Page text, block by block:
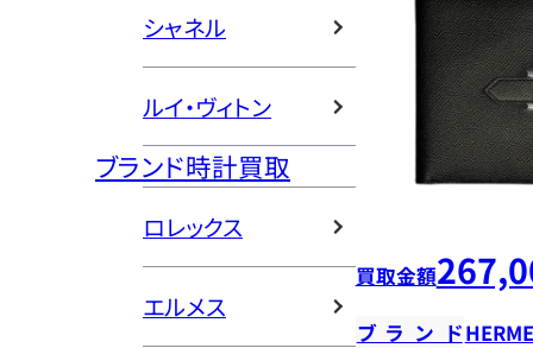
シャネル
ルイ・ヴィトン
ブランド時計買取
ロレックス
エルメス
買取金額
ブランド